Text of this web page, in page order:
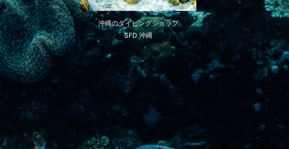
沖縄のダイビングショップ
SFD 沖縄